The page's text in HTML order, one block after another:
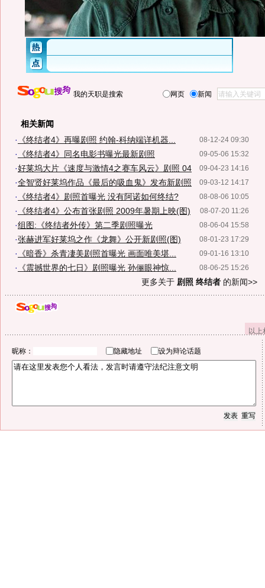
我的天职是搜索 网页 新闻
相关新闻
08-12-24 09:30
· 《终结者4》再曝剧照 约翰-科纳端详机器...
09-05-06 15:32
· 《终结者4》同名电影书曝光最新剧照
09-04-23 14:16
·好莱坞大片《速度与激情4之赛车风云》剧照 04
09-03-12 14:17
·全智贤好莱坞作品《最后的吸血鬼》发布新剧照
08-08-06 10:05
· 《终结者4》剧照首曝光 没有阿诺如何终结?
08-07-20 11:26
· 《终结者4》公布首张剧照 2009年暑期上映(图)
08-06-04 15:58
·组图:《终结者外传》第二季剧照曝光
08-01-23 17:29
·张赫进军好莱坞之作《龙舞》公开新剧照(图)
09-01-16 13:10
· 《暗香》杀青凄美剧照首曝光 画面唯美堪...
08-06-25 15:26
·
《震撼世界的七日》剧照曝光 孙俪眼神惊...
更多关于 剧照 终结者 的新闻>>
以
昵称： 隐藏地址 设为辩论话题